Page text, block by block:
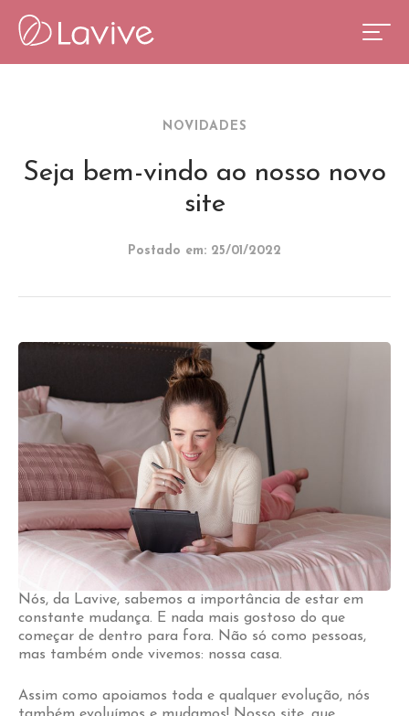
NOVIDADES
Seja bem-vindo ao nosso novo
site
Postado em: 25/01/2022
Nós, da Lavive, sabemos a importância de estar em
constante mudança. E nada mais gostoso do que
começar de dentro para fora. Não só como pessoas,
mas também onde vivemos: nossa casa.
Assim como apoiamos toda e qualquer evolução, nós